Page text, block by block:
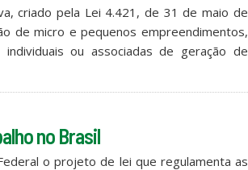
criado pela Lei 4.421, de 31 de maio de
de micro e pequenos empreendimentos,
ou associadas de geração de
no Brasil
o projeto de lei que regulamenta as